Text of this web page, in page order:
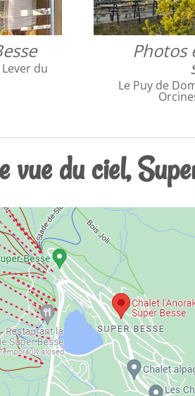
du
Photos
Le Puy de
du ciel,